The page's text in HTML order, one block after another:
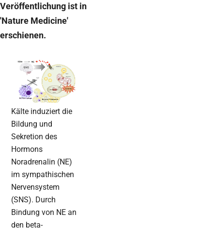
Veröffentlichung ist in
'Nature Medicine'
erschienen.
Kälte induziert die
Bildung und
Sekretion des
Hormons
Noradrenalin (NE)
im sympathischen
Nervensystem
(SNS). Durch
Bindung von NE an
den beta-